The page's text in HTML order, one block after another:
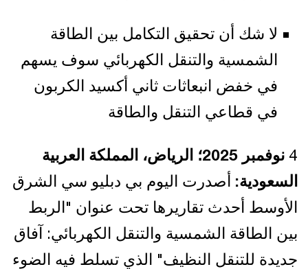
لا شك أن تحقيق التكامل بين الطاقة
الشمسية والتنقل الكهربائي سوف يسهم
في خفض انبعاثات ثاني أكسيد الكربون
في قطاعي التنقل والطاقة
4
نوفمبر 2025؛ الرياض، المملكة العربية
السعودية: أصدرت اليوم بي دبليو سي الشرق
الأوسط أحدث تقاريرها تحت عنوان "الربط
بين الطاقة الشمسية والتنقل الكهربائي: آفاق
جديدة للتنقل النظيف" الذي تسلط فيه الضوء